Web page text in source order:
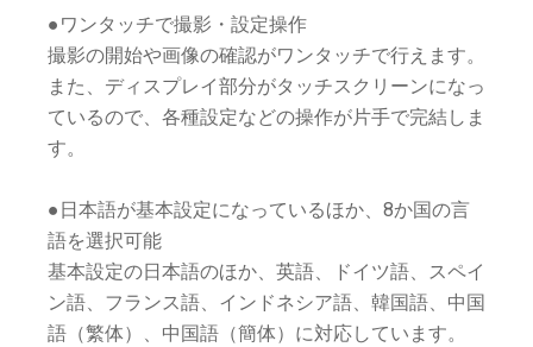
●ワンタッチで撮影・設定操作
撮影の開始や画像の確認がワンタッチで行えます。
また、ディスプレイ部分がタッチスクリーンになっ
ているので、各種設定などの操作が片手で完結しま
す。
●日本語が基本設定になっているほか、8か国の言
語を選択可能
基本設定の日本語のほか、英語、ドイツ語、スペイ
ン語、フランス語、インドネシア語、韓国語、中国
語（繁体）、中国語（簡体）に対応しています。